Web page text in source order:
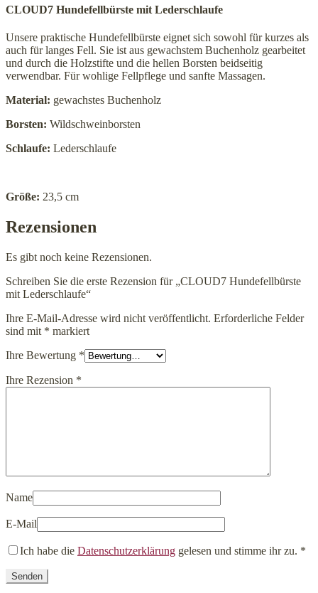
CLOUD7 Hundefellbürste mit Lederschlaufe
Unsere praktische Hundefellbürste eignet sich sowohl für kurzes als
auch für langes Fell. Sie ist aus gewachstem Buchenholz gearbeitet
und durch die Holzstifte und die hellen Borsten beidseitig
verwendbar. Für wohlige Fellpflege und sanfte Massagen.
Material: gewachstes Buchenholz
Borsten: Wildschweinborsten
Schlaufe: Lederschlaufe
Größe: 23,5 cm
Rezensionen
Es gibt noch keine Rezensionen.
Schreiben Sie die erste Rezension für „CLOUD7 Hundefellbürste
mit Lederschlaufe“
Ihre E-Mail-Adresse wird nicht veröffentlicht. Erforderliche Felder
sind mit * markiert
Ihre Bewertung *
Ihre Rezension *
Name
E-Mail
Ich habe die Datenschutzerklärung gelesen und stimme ihr zu. *